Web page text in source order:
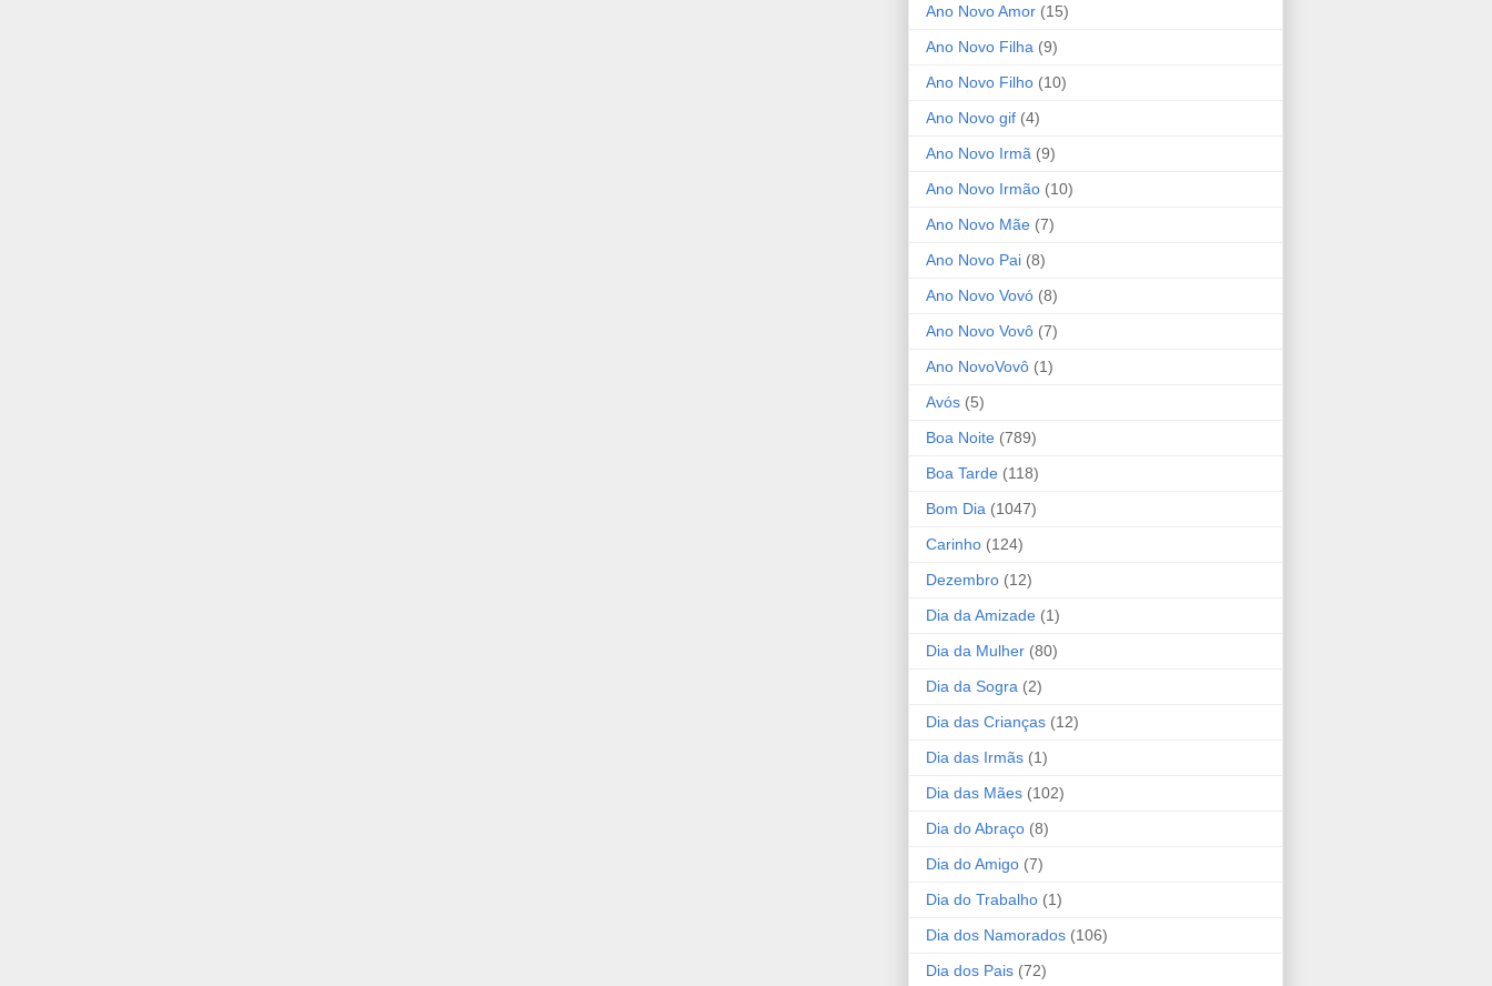
Ano Novo Amor (15)
Ano Novo Filha (9)
Ano Novo Filho (10)
Ano Novo gif (4)
Ano Novo Irmã (9)
Ano Novo Irmão (10)
Ano Novo Mãe (7)
Ano Novo Pai (8)
Ano Novo Vovó (8)
Ano Novo Vovô (7)
Ano NovoVovô (1)
Avós (5)
Boa Noite (789)
Boa Tarde (118)
Bom Dia (1047)
Carinho (124)
Dezembro (12)
Dia da Amizade (1)
Dia da Mulher (80)
Dia da Sogra (2)
Dia das Crianças (12)
Dia das Irmãs (1)
Dia das Mães (102)
Dia do Abraço (8)
Dia do Amigo (7)
Dia do Trabalho (1)
Dia dos Namorados (106)
Dia dos Pais (72)